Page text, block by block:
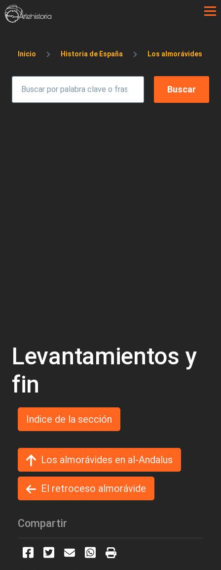
Pasar al contenido principal
Sobrescribir enlaces de ayuda a la
Inicio Historia de España Los almorávides
Levantamientos y
fin
Indice de la sección
Los almorávides en al-Andalus
El retroceso almorávide
Compartir